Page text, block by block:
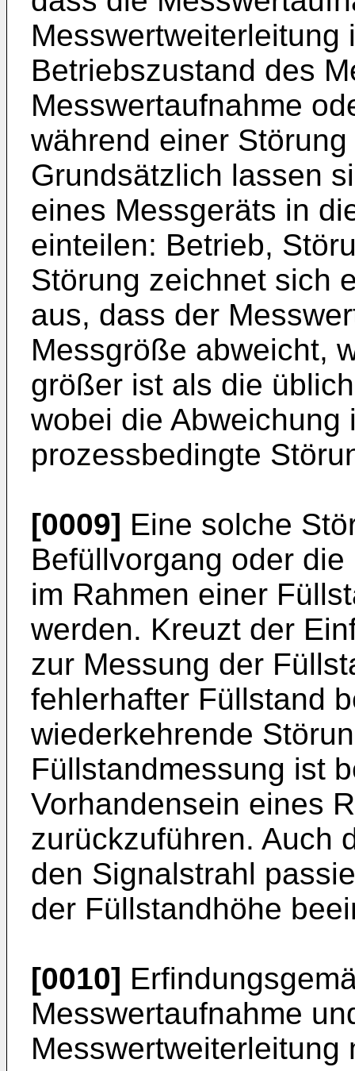
Messwertweiterleitung
Betriebszustand des
Messwertaufnahme
während einer
Grundsätzlich lassen
eines Messgeräts in
einteilen: Betrieb,
Störung zeichnet sich
aus, dass der
Messgröße abweicht,
größer ist als die
wobei die Abweichung
prozessbedingte
[0009] Eine solche
Befüllvorgang oder
im Rahmen einer
werden. Kreuzt der
zur Messung der
fehlerhafter Füllstand
wiederkehrende
Füllstandmessung ist
Vorhandensein eines
zurückzuführen. Auch
den Signalstrahl
der Füllstandhöhe
[0010]
Messwertaufnahme
Messwertweiterleitung